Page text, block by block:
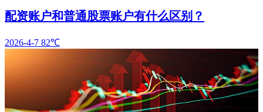
配资账户和普通股票账户有什么区别？
2026-4-7 82℃